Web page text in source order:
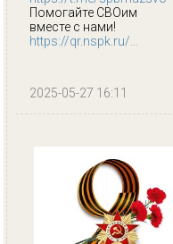
Помогайте СВОим
вместе с нами!
https://qr.nspk.ru/...
2025-05-27 16:11